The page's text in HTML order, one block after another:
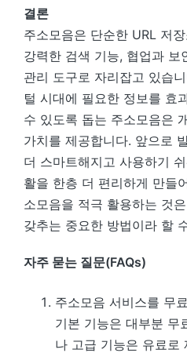
결론
주소모음은 단순한 URL 저
강력한 검색 기능, 협업과 보
관리 도구로 자리잡고 있습
털 시대에 필요한 정보를 효
수 있도록 돕는 주소모음은
가치를 제공합니다. 앞으로
더 스마트해지고 사용하기
활을 한층 더 편리하게 만들
소모음을 적극 활용하는 것
갖추는 중요한 방법이라 할
자주 묻는 질문(FAQs)
주소모음 서비스를 무
기본 기능은 대부분 무
나 고급 기능은 유료로